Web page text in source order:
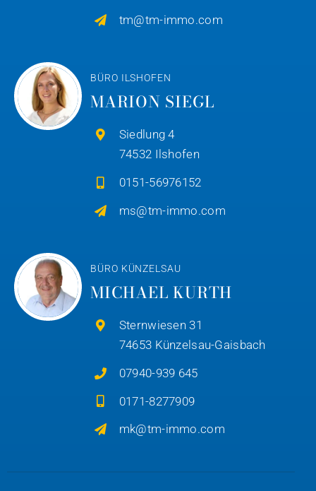
tm@tm-immo.com
BÜRO ILSHOFEN
MARION SIEGL
Siedlung 4
74532 Ilshofen
0151-56976152
ms@tm-immo.com
BÜRO KÜNZELSAU
MICHAEL KURTH
Sternwiesen 31
74653 Künzelsau-Gaisbach
07940-939 645
0171-8277909
mk@tm-immo.com